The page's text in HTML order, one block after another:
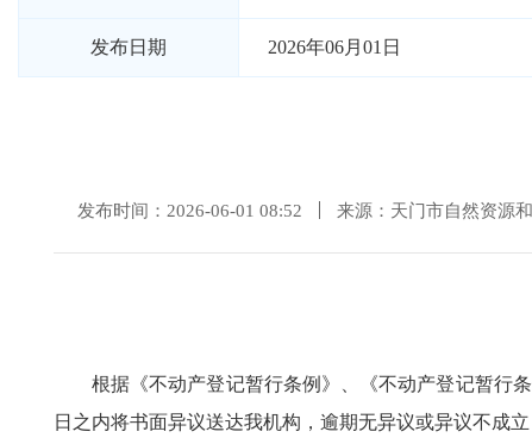
发布日期 2026年06月01日
发布时间：2026-06-01 08:52 来源：天门市自然资源
根据《不动产登记暂行条例》、《不动产登记暂行
日之内将书面异议送达我机构，逾期无异议或异议不成